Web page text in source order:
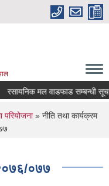
रसायनिक मल वाडफाड सम्बन्धी
परियोजना» नीति तथा कार्यक्रम
०७७